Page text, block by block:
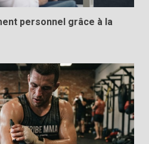
personnel grâce à la